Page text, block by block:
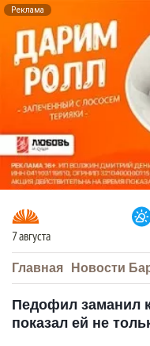
Реклама
7 августа
Главная Новости
Педофил заманил
показал ей не